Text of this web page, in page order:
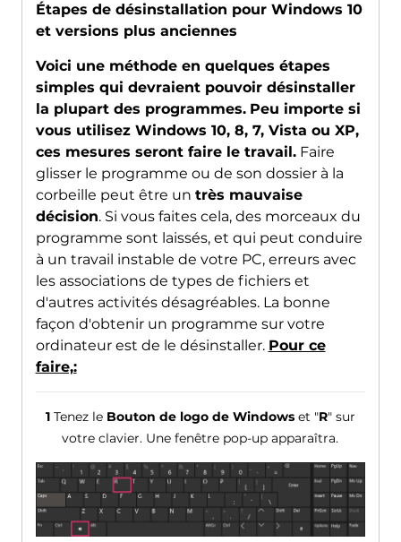
Étapes de désinstallation pour Windows 10
et versions plus anciennes
Voici une méthode en quelques étapes
simples qui devraient pouvoir désinstaller
la plupart des programmes. Peu importe si
vous utilisez Windows 10, 8, 7, Vista ou XP,
ces mesures seront faire le travail.Faire
glisser le programme ou de son dossier à la
corbeille peut être un très mauvaise
décision. Si vous faites cela, des morceaux du
programme sont laissés, et qui peut conduire
à un travail instable de votre PC, erreurs avec
les associations de types de fichiers et
d'autres activités désagréables. La bonne
façon d'obtenir un programme sur votre
ordinateur est de le désinstaller. Pour ce
faire,:
1Tenez le Bouton de logo de Windowset "R" sur
votre clavier. Une fenêtre pop-up apparaîtra.